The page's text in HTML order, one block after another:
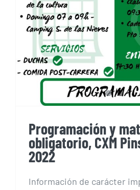
Programación y
obligatorio, CXM
2022
Programación y
obligatorio, CXM
2022
Información de carácter